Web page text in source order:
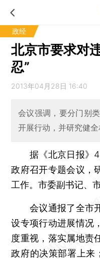
政经
北京市要求对
忍”
2013年04月28日 16:40
会议强调，要分门别
开展行动，并研究健
据《北京日报》4
政府召开专题会议，
工作。市委副书记、
会议通报了全市开
设专项行动进展情况
度重视，落实属地责
政府的决策部署上来